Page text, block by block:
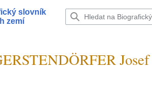
slovník
zemí
Josef